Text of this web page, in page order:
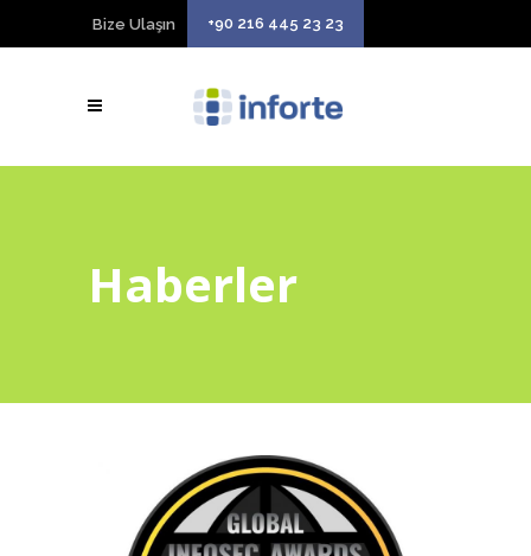
Bize Ulaşın +90 216 445 23 23
Haberler